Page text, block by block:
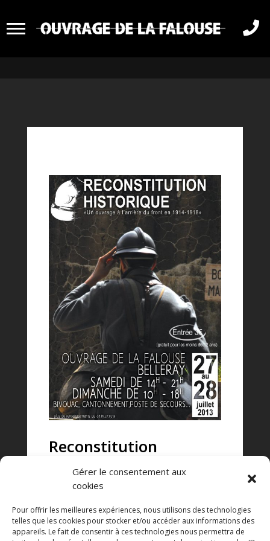
Gérer le consentement aux
cookies
Pour offrir les meilleures expériences, nous utilisons des technologies
telles que les cookies pour stocker et/ou accéder aux informations des
appareils. Le fait de consentir à ces technologies nous permettra de

RECONSTITUTION
Reconstitution
l’Ouvrage de la Falouse
1914-1918 »